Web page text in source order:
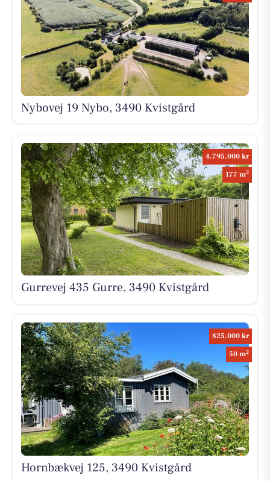
Nybovej 19 Nybo, 3490 Kvistgård
4.795.000 kr
177 m2
Gurrevej 435 Gurre, 3490 Kvistgård
825.000 kr
50 m2
Hornbækvej 125, 3490 Kvistgård